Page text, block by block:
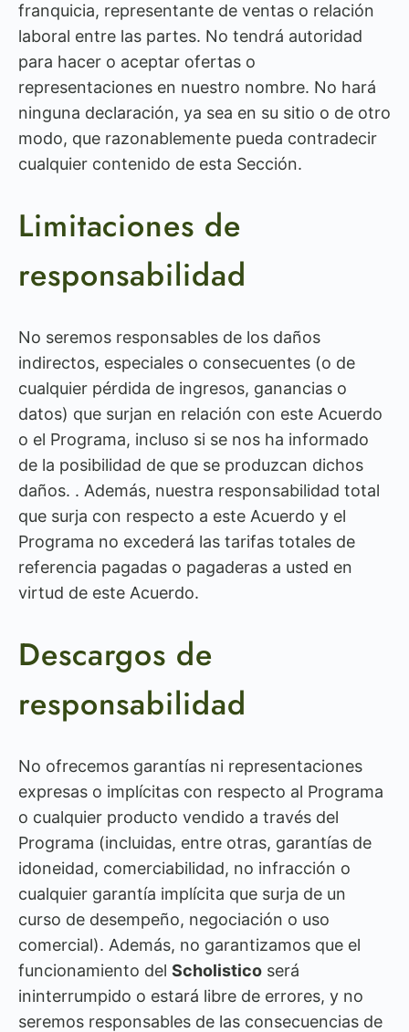
franquicia, representante de ventas o relación
laboral entre las partes. No tendrá autoridad
para hacer o aceptar ofertas o
representaciones en nuestro nombre. No hará
ninguna declaración, ya sea en su sitio o de otro
modo, que razonablemente pueda contradecir
cualquier contenido de esta Sección.
Limitaciones de
responsabilidad
No seremos responsables de los daños
indirectos, especiales o consecuentes (o de
cualquier pérdida de ingresos, ganancias o
datos) que surjan en relación con este Acuerdo
o el Programa, incluso si se nos ha informado
de la posibilidad de que se produzcan dichos
daños. . Además, nuestra responsabilidad total
que surja con respecto a este Acuerdo y el
Programa no excederá las tarifas totales de
referencia pagadas o pagaderas a usted en
virtud de este Acuerdo.
Descargos de
responsabilidad
No ofrecemos garantías ni representaciones
expresas o implícitas con respecto al Programa
o cualquier producto vendido a través del
Programa (incluidas, entre otras, garantías de
idoneidad, comerciabilidad, no infracción o
cualquier garantía implícita que surja de un
curso de desempeño, negociación o uso
comercial). Además, no garantizamos que el
funcionamiento del Scholistico será
ininterrumpido o estará libre de errores, y no
seremos responsables de las consecuencias de